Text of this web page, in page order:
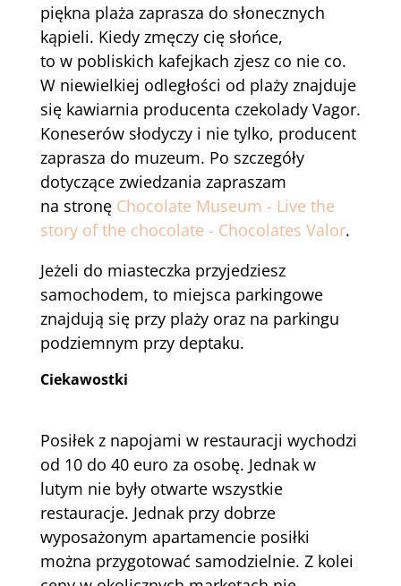
piękna plaża zaprasza do słonecznych
kąpieli. Kiedy zmęczy cię słońce,
to w pobliskich kafejkach zjesz co nie co.
W niewielkiej odległości od plaży znajduje
się kawiarnia producenta czekolady Vagor.
Koneserów słodyczy i nie tylko, producent
zaprasza do muzeum. Po szczegóły
dotyczące zwiedzania zapraszam
na stronę Chocolate Museum - Live the
story of the chocolate - Chocolates Valor.
Jeżeli do miasteczka przyjedziesz
samochodem, to miejsca parkingowe
znajdują się przy plaży oraz na parkingu
podziemnym przy deptaku.
Ciekawostki
Posiłek z napojami w restauracji wychodzi
od 10 do 40 euro za osobę. Jednak w
lutym nie były otwarte wszystkie
restauracje. Jednak przy dobrze
wyposażonym apartamencie posiłki
można przygotować samodzielnie. Z kolei